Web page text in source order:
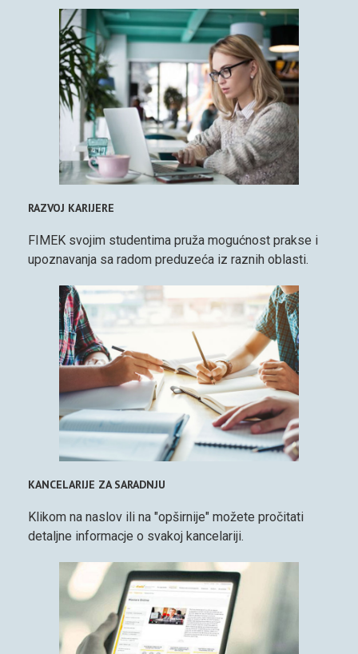
RAZVOJ KARIJERE
FIMEK svojim studentima pruža mogućnost prakse i
upoznavanja sa radom preduzeća iz raznih oblasti.
KANCELARIJE ZA SARADNJU
Klikom na naslov ili na "opširnije" možete pročitati
detaljne informacje o svakoj kancelariji.